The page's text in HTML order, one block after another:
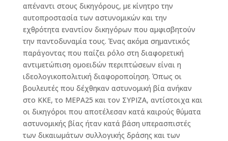
απέναντι στους δικηγόρους, με κίνητρο την
αυτοπροστασία των αστυνομικών και την
εχθρότητα εναντίον δικηγόρων που αμφισβητούν
την παντοδυναμία τους. Ένας ακόμα σημαντικός
παράγοντας που παίζει ρόλο στη διαφορετική
αντιμετώπιση ομοειδών περιπτώσεων είναι η
ιδεολογικοπολιτική διαφοροποίηση. Όπως οι
βουλευτές που δέχθηκαν αστυνομική βία ανήκαν
στο ΚΚΕ, το ΜΕΡΑ25 και τον ΣΥΡΙΖΑ, αντίστοιχα και
οι δικηγόροι που αποτέλεσαν κατά καιρούς θύματα
αστυνομικής βίας ήταν κατά βάση υπερασπιστές
των δικαιωμάτων συλλογικής δράσης και των